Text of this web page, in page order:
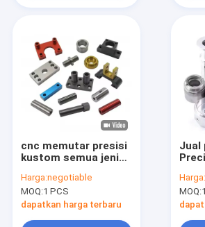
cnc memutar presisi
kustom semua jenis
kuningan baja 1911
tong mesin cnc
kustom / bagian
Harga:negotiable
MOQ:1 PCS
dapatkan harga terbaru
Jual
MOQ: